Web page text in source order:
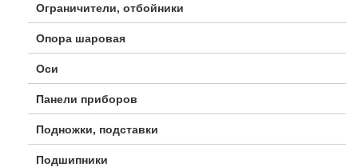
Ограничители, отбойники
Опора шаровая
Оси
Панели приборов
Подножки, подставки
Подшипники